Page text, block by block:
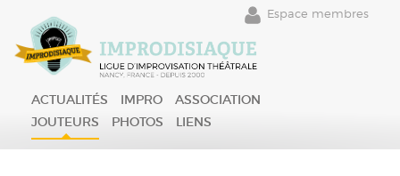
Espace membres
ACTUALITÉS IMPRO
ASSOCIATION
JOUTEURS
PHOTOS LIENS